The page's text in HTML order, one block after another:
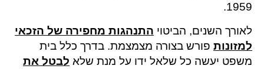
1959.
לאורך השנים, הביטוי התנהגות מחפירה של הזכאי
למזונות פורש בצורה מצמצמת. בדרך כלל בית
משפט יעשה כל שלאל ידו על מנת שלא לבטל את